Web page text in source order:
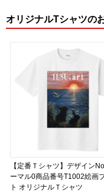
オリジナルTシャツの
【定番Ｔシャツ】デザイン
ーマル0商品番号T1002絵画
ト オリジナルＴシャツ